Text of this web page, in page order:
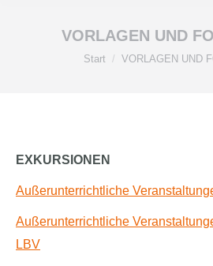
VORLAGEN UND
Sie befinden sich hier:
Start VORLAGEN UND
EXKURSIONEN
Außerunterrichtliche
Außerunterrichtliche
LBV